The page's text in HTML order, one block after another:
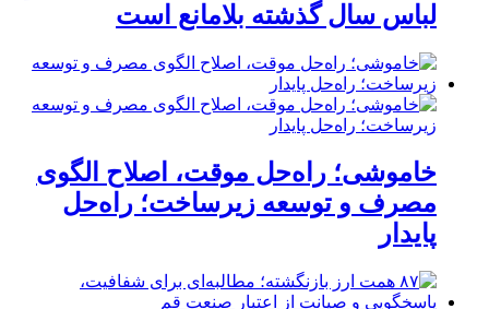
لباس سال گذشته بلامانع است
خاموشی؛ راه‌حل موقت، اصلاح الگوی
مصرف و توسعه زیرساخت؛ راه‌حل
پایدار